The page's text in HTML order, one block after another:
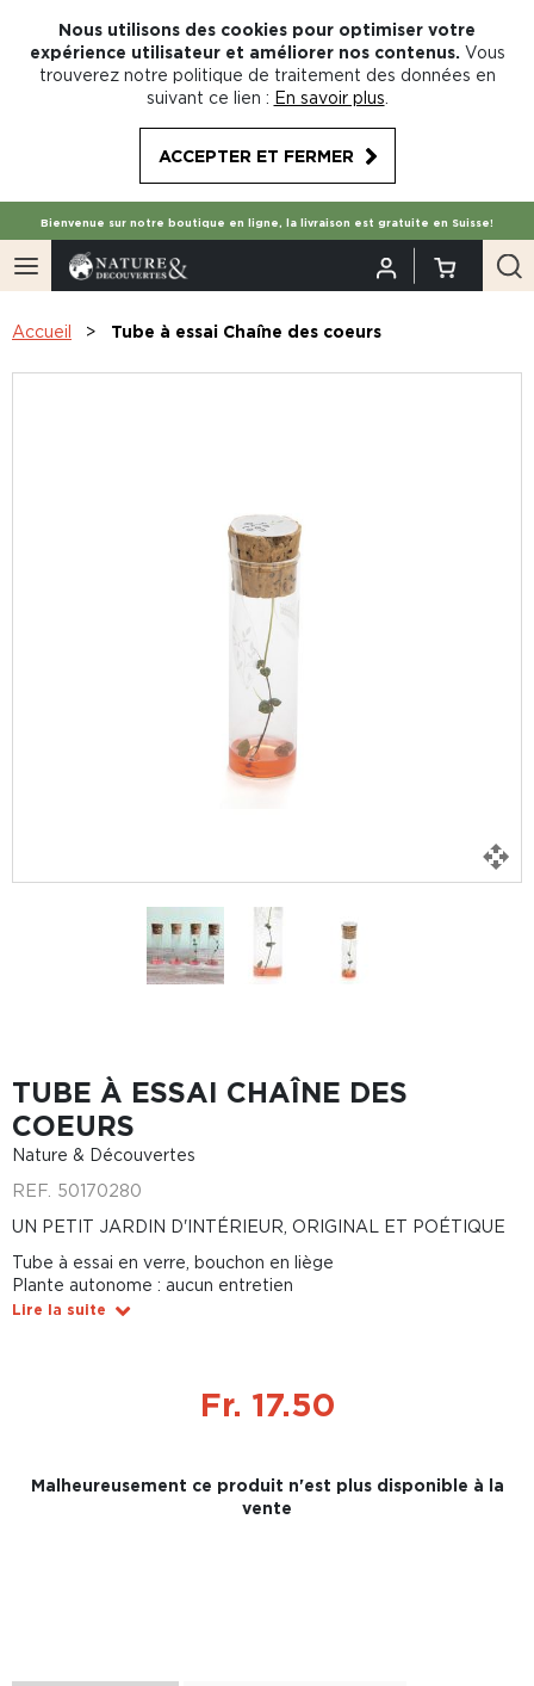
Nous utilisons des cookies pour optimiser votre
expérience utilisateur et améliorer nos contenus. Vous
trouverez notre politique de traitement des données en
suivant ce lien : En savoir plus
ACCEPTER ET FERMER
Bienvenue sur notre boutique en ligne, la livraison est gratuite en Suisse!
Accueil Tube à essai Chaîne des coeurs
TUBE À ESSAI CHAÎNE DES
COEURS
Nature & Découvertes
REF. 50170280
UN PETIT JARDIN D'INTÉRIEUR, ORIGINAL ET POÉTIQUE
Tube à essai en verre, bouchon en liège
Plante autonome : aucun entretien
Lire la suite
Fr. 17.50
Malheureusement ce produit n'est plus disponible à la
vente